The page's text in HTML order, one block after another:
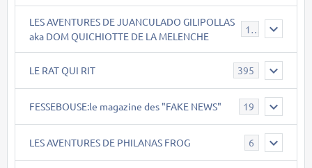
LES AVENTURES DE JUANCULADO GILIPOLLAS
aka DOM QUICHIOTTE DE LA MELENCHE
119
LE RAT QUI RIT 395
FESSEBOUSE:le magazine des "FAKE NEWS" 19
LES AVENTURES DE PHILANAS FROG 6